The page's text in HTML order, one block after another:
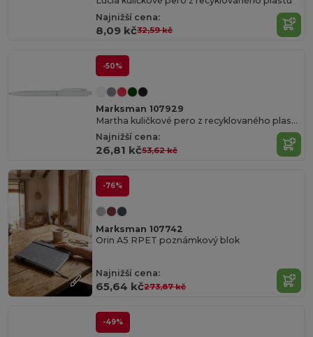
Najnižší cena:
8,09 kč32,59 kč
-50%
Marksman 107929
Martha kuličkové pero z recyklovaného plastu
Najnižší cena:
26,81 kč53,62 kč
-76%
Marksman 107742
Orin A5 RPET poznámkový blok
Najnižší cena:
65,64 kč273,87 kč
-49%